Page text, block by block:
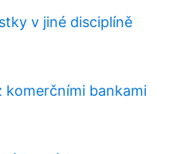
v jiné disciplíně
komerčními bankami